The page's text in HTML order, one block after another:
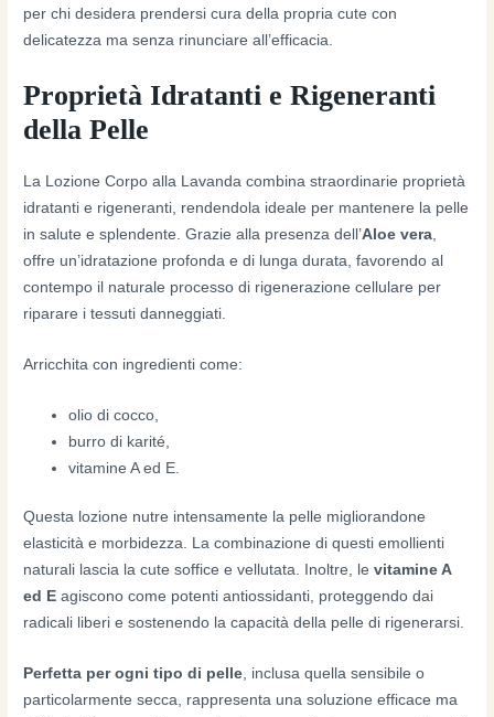
per chi desidera prendersi cura della propria cute con
delicatezza ma senza rinunciare all’efficacia.
Proprietà Idratanti e Rigeneranti
della Pelle
La Lozione Corpo alla Lavanda combina straordinarie proprietà
idratanti e rigeneranti, rendendola ideale per mantenere la pelle
in salute e splendente. Grazie alla presenza dell’Aloe vera
offre un’idratazione profonda e di lunga durata, favorendo al
contempo il naturale processo di rigenerazione cellulare per
riparare i tessuti danneggiati.
Arricchita con ingredienti come:
olio di cocco,
burro di karité,
vitamine A ed E.
Questa lozione nutre intensamente la pelle migliorandone
elasticità e morbidezza. La combinazione di questi emollienti
naturali lascia la cute soffice e vellutata. Inoltre, levitamine A
ed E agiscono come potenti antiossidanti, proteggendo dai
radicali liberi e sostenendo la capacità della pelle di rigenerarsi.
Perfetta per ogni tipo di pelle, inclusa quella sensibile o
particolarmente secca, rappresenta una soluzione efficace ma